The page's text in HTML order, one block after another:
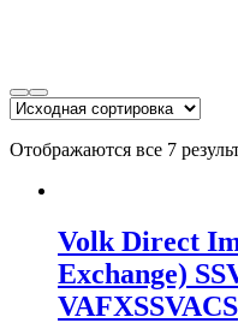
Отображаются все 7
Volk Direct
Exchange)
VAFXSSVACS